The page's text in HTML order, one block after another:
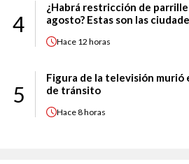
4
¿Habrá restricción de
agosto? Estas son las
Hace 12 horas
5
Figura de la televisión
de tránsito
Hace8 horas